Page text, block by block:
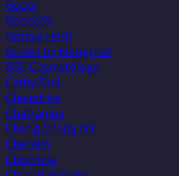
Boots
Bosisto’s
Botaya Herb
Browit by Nongchat
BSC Cosmetology
Cathy Doll
Chaindrite
Chatramue
Cheng Cheng Oil
Cheraim
Chomnita